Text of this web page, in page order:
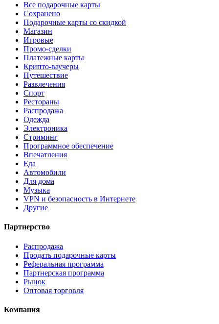
Все подарочные карты
Сохранено
Подарочные карты со скидкой
Магазин
Игровые
Промо-сделки
Платежные карты
Крипто-ваучеры
Путешествие
Развлечения
Спорт
Рестораны
Распродажа
Одежда
Электроника
Стриминг
Программное обеспечение
Впечатления
Еда
Автомобили
Для дома
Музыка
VPN и безопасность в Интернете
Другие
Партнерство
Распродажа
Продать подарочные карты
Реферальная программа
Партнерская программа
Рынок
Оптовая торговля
Компания